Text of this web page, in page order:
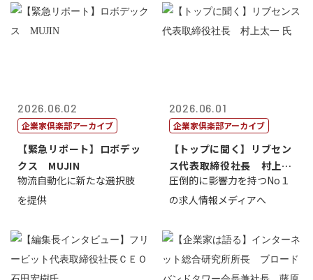
2026.06.02
企業家倶楽部アーカイブ
【緊急リポート】ロボデッ
クス MUJIN
物流自動化に新たな選択肢
を提供
2026.06.01
企業家倶楽部アーカイブ
【トップに聞く】リブセン
ス代表取締役社長 村上太
一 氏
圧倒的に影響力を持つNo１
の求人情報メディアへ